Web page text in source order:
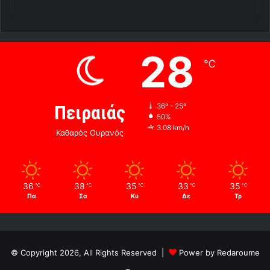
Πειραιάς
Καθαρός Ουρανός
28 ℃
36º - 25º
50%
3.08 km/h
36 ℃
Πα
38 ℃
Σα
35 ℃
Κυ
33 ℃
Δε
35 ℃
Τρ
© Copyright 2026, All Rights Reserved |
Power by Redaroume